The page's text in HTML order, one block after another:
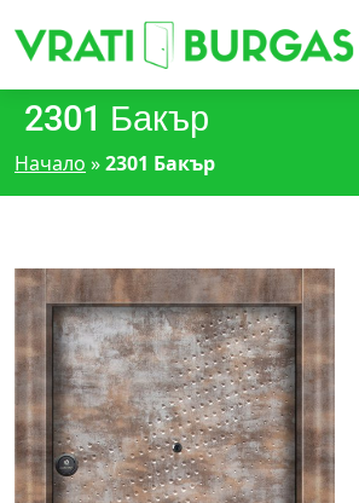
2301 Бакър
Начало »2301 Бакър